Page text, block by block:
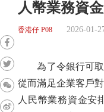
人幣業務資
香港仔 P08 2026-01-
為了令銀行可取
從而滿足企業客戶
人民幣業務資金安